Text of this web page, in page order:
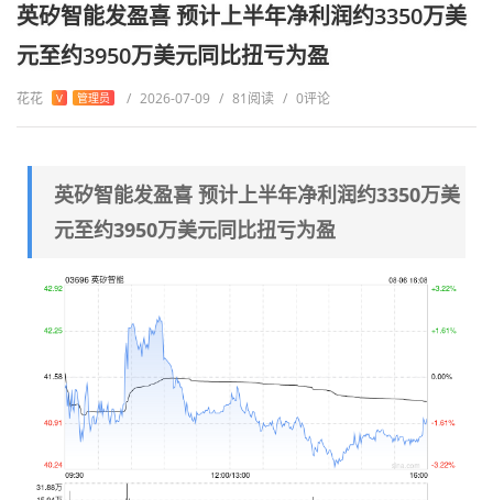
英矽智能发盈喜 预计上半年净利润约3350万美
元至约3950万美元同比扭亏为盈
花花 V 管理员 / 2026-07-09 / 81阅读 / 0评论
英矽智能发盈喜 预计上半年净利润约3350万美
元至约3950万美元同比扭亏为盈